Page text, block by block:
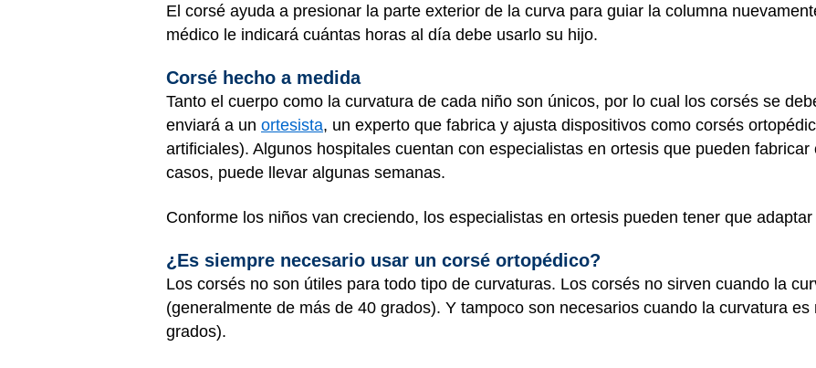
El corsé ayuda a presionar la parte exterior de la curva para guiar la columna
médico le indicará cuántas horas al día debe usarlo su hijo.
Corsé hecho a medida
Tanto el cuerpo como la curvatura de cada niño son únicos, por lo cual los corsés se
enviará a un ortesista, un experto que fabrica y ajusta dispositivos como corsés
artificiales). Algunos hospitales cuentan con especialistas en ortesis que pueden
casos, puede llevar algunas semanas.
Conforme los niños van creciendo, los especialistas en ortesis pueden tener que
¿Es siempre necesario usar un corsé ortopédico?
Los corsés no son útiles para todo tipo de curvaturas. Los corsés no sirven cuando la
(generalmente de más de 40 grados). Y tampoco son necesarios cuando la curvatura
grados).